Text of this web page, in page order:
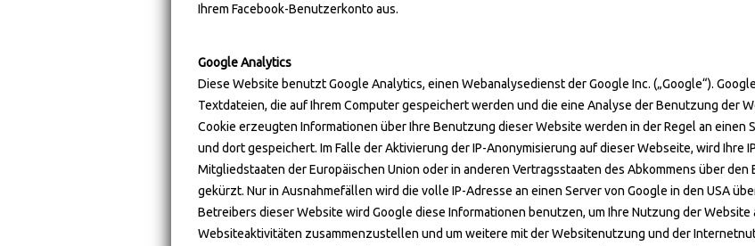
Ihrem Facebook-Benutzerkonto aus.
Google Analytics
Diese Website benutzt Google Analytics, einen Webanalysedienst der Google Inc. („Google“).
Textdateien, die auf Ihrem Computer gespeichert werden und die eine Analyse der Benutzung der
Cookie erzeugten Informationen über Ihre Benutzung dieser Website werden in der Regel an einen
und dort gespeichert. Im Falle der Aktivierung der IP-Anonymisierung auf dieser Webseite, wird Ihre
Mitgliedstaaten der Europäischen Union oder in anderen Vertragsstaaten des Abkommens über
gekürzt. Nur in Ausnahmefällen wird die volle IP-Adresse an einen Server von Google in den USA
Betreibers dieser Website wird Google diese Informationen benutzen, um Ihre Nutzung der
Websiteaktivitäten zusammenzustellen und um weitere mit der Websitenutzung und der